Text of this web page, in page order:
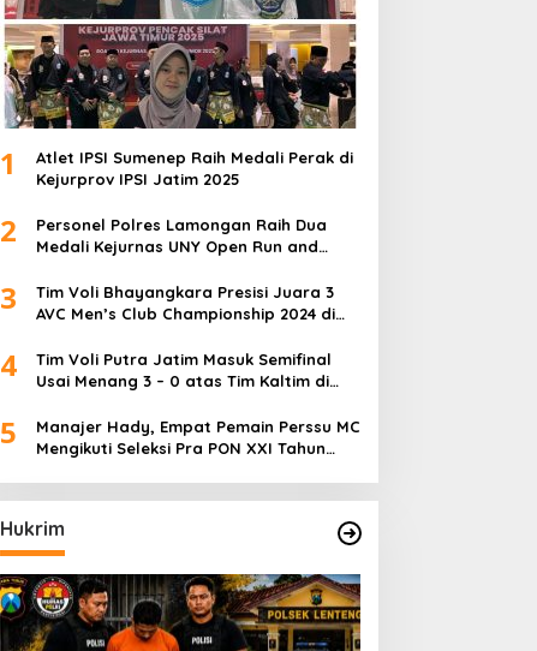
1
Atlet IPSI Sumenep Raih Medali Perak di
Kejurprov IPSI Jatim 2025
2
Personel Polres Lamongan Raih Dua
Medali Kejurnas UNY Open Run and
3
Tim Voli Bhayangkara Presisi Juara 3
AVC Men’s Club Championship 2024 di
4
Tim Voli Putra Jatim Masuk Semifinal
Usai Menang 3 – 0 atas Tim Kaltim di
5
Manajer Hady, Empat Pemain Perssu MC
Mengikuti Seleksi Pra PON XXI Tahun
Hukrim